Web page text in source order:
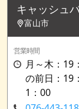
キャッシュ
富山市
営業時間
月～木：19
の前日：19
1：00